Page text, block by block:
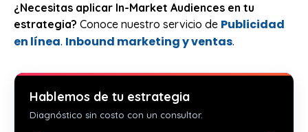
¿Necesitas aplicar In-Market Audiences en tu
estrategia? Conoce nuestro servicio de Publicidad
en línea. Inbound marketing y ventas.
Hablemos de tu estrategia
Diagnóstico sin costo con un consultor.